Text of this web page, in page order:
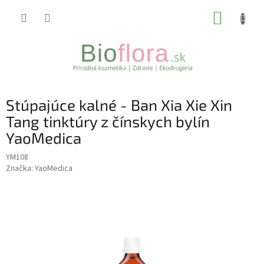
Stúpajúce kalné - Ban Xia Xie Xin
Tang tinktúry z čínskych bylín
YaoMedica
YM108
Značka: YaoMedica